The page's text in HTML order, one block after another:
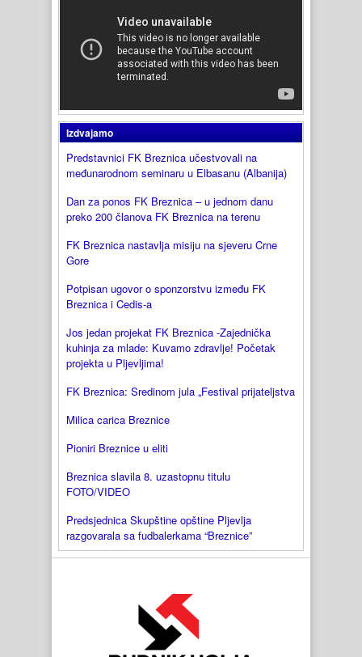
Izdvajamo
Predstavnici FK Breznica učestvovali na
međunarodnom seminaru u Elbasanu (Albanija)
Dan za ponos FK Breznica – u jednom danu
preko 200 članova FK Breznica na terenu
FK Breznica nastavlja misiju na sjeveru Crne
Gore
Potpisan ugovor o sponzorstvu između FK
Breznica i Cedis-a
Jos jedan projekat FK Breznica -Zajednička
kuhinja za mlade: Kuvamo zdravlje! Početak
projekta u Pljevljima!
FK Breznica: Sredinom jula „Festival prijateljstva
Milica carica Breznice
Pioniri Breznice u eliti
Breznica slavila 8. uzastopnu titulu
FOTO/VIDEO
Predsjednica Skupštine opštine Pljevlja
razgovarala sa fudbalerkama “Breznice”